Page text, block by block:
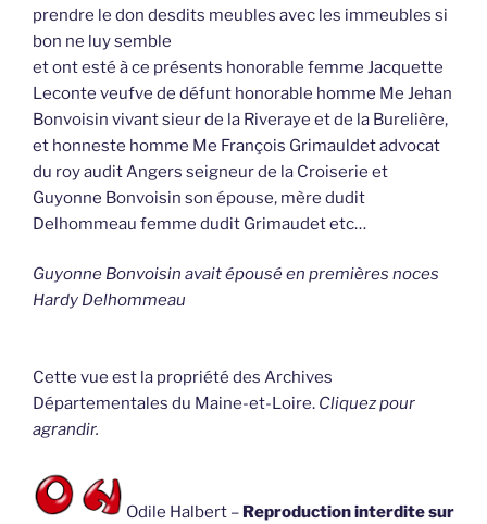
prendre le don desdits meubles avec les immeubles si
bon ne luy semble
et ont esté à ce présents honorable femme Jacquette
Leconte veufve de défunt honorable homme Me Jehan
Bonvoisin vivant sieur de la Riveraye et de la Burelière,
et honneste homme Me François Grimauldet advocat
du roy audit Angers seigneur de la Croiserie et
Guyonne Bonvoisin son épouse, mère dudit
Delhommeau femme dudit Grimaudet etc…
Guyonne Bonvoisin avait épousé en premières noces
Hardy Delhommeau
Cette vue est la propriété des Archives
Départementales du Maine-et-Loire. Cliquez pour
agrandir.
Odile Halbert – Reproduction interdite sur